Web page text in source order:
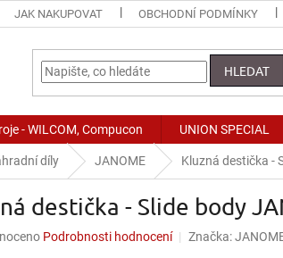
JAK NAKUPOVAT OBCHODNÍ PODMÍNKY
HLEDAT
- WILCOM, Compucon UNION SPECIAL
díly JANOME Kluzná destička -
destička - Slide body
Podrobnosti hodnocení Značka: